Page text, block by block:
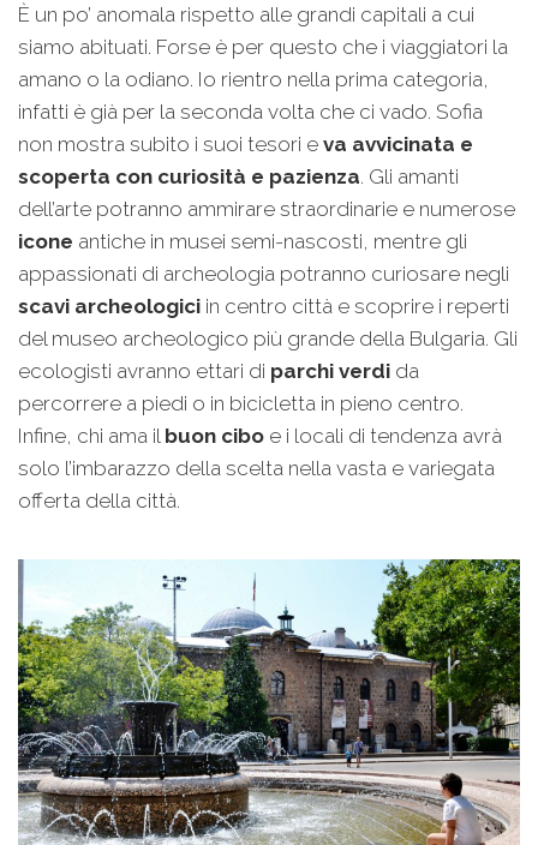
È un po’ anomala rispetto alle grandi capitali a cui
siamo abituati. Forse è per questo che i viaggiatori la
amano o la odiano. Io rientro nella prima categoria,
infatti è già per la seconda volta che ci vado. Sofia
non mostra subito i suoi tesori e va avvicinata e
scoperta con curiosità e pazienza. Gli amanti
dell’arte potranno ammirare straordinarie e numerose
icone antiche in musei semi-nascosti, mentre gli
appassionati di archeologia potranno curiosare negli
scavi archeologici in centro città e scoprire i reperti
del museo archeologico più grande della Bulgaria. Gli
ecologisti avranno ettari di parchi verdi da
percorrere a piedi o in bicicletta in pieno centro.
Infine, chi ama il buon cibo e i locali di tendenza avrà
solo l’imbarazzo della scelta nella vasta e variegata
offerta della città.